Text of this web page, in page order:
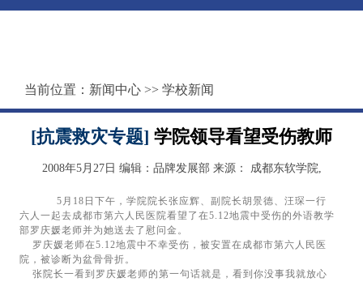
当前位置： 新闻中心 >> 学校新闻
[抗震救灾专题] 学院领导看望受伤教师
2008年5月27日 编辑：品牌发展部 来源： 成都东软学院,
5月18日下午，学院院长张应辉、副院长胡景德、汪琛一行
六人一起去成都市第六人民医院看望了在5.12地震中受伤的外语教学
部罗庆媛老师并为她送去了慰问金。
罗庆媛老师在5.12地震中不幸受伤，被安置在成都市第六人民医
院，被诊断为盆骨骨折。
张院长一看到罗庆媛老师的第一句话就是，看到你没事我就放心